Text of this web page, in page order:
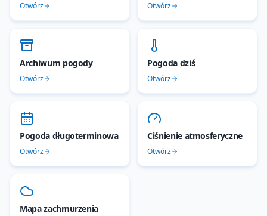
Otwórz Otwórz
Archiwum pogody
Otwórz
Pogoda dziś
Otwórz
Pogoda długoterminowa
Otwórz
Ciśnienie atmosferyczne
Otwórz
Mapa zachmurzenia